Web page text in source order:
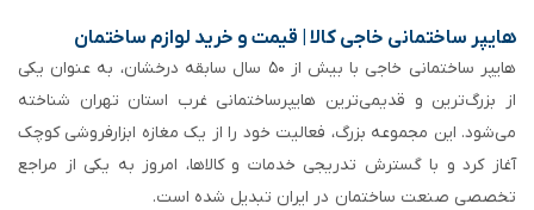
هایپر ساختمانی خاجی‌ کالا | قیمت و خرید لوازم ساختمان
هایپر ساختمانی خاجی‌ با بیش از ۵۰ سال سابقه‌ درخشان، به عنوان یکی
از بزرگ‌ترین و قدیمی‌ترین هایپرساختمانی‌ غرب استان تهران شناخته
می‌شود. این مجموعه بزرگ، فعالیت خود را از یک مغازه ابزارفروشی کوچک
آغاز کرد و با گسترش تدریجی خدمات و کالاها، امروز به یکی از مراجع
تخصصی صنعت ساختمان در ایران تبدیل شده است.